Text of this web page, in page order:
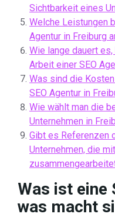
Sichtbarkeit eines
Welche Leistungen
Agentur in Freiburg
Wie lange dauert
Arbeit einer SEO
Was sind die
SEO Agentur in
Wie wählt man die
Unternehmen in
Gibt es Referenzen
Unternehmen, die
Was ist eine
was macht